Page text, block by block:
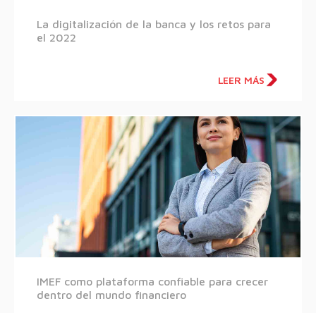
La digitalización de la banca y los retos para
el 2022
LEER MÁS
IMEF como plataforma confiable para crecer
dentro del mundo financiero